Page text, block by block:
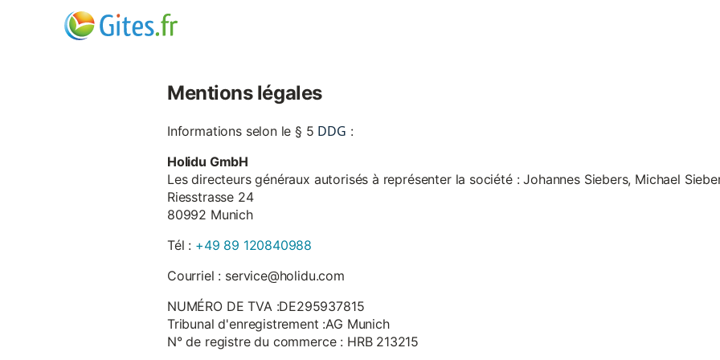
Mentions légales
Informations selon le § 5 DDG :
Holidu GmbH
Les directeurs généraux autorisés à représenter la société : Johannes Siebers, Michael
Riesstrasse 24
80992 Munich
Tél : +49 89 120840988
Courriel : service@holidu.com
NUMÉRO DE TVA :DE295937815
Tribunal d'enregistrement :AG Munich
N° de registre du commerce : HRB 213215